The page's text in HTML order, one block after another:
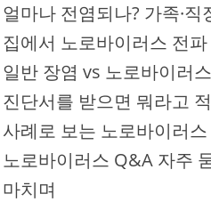
얼마나 전염되나? 가족·직
집에서 노로바이러스 전
일반 장염 vs 노로바이러
진단서를 받으면 뭐라고
사례로 보는 노로바이러
노로바이러스 Q&A 자주
마치며